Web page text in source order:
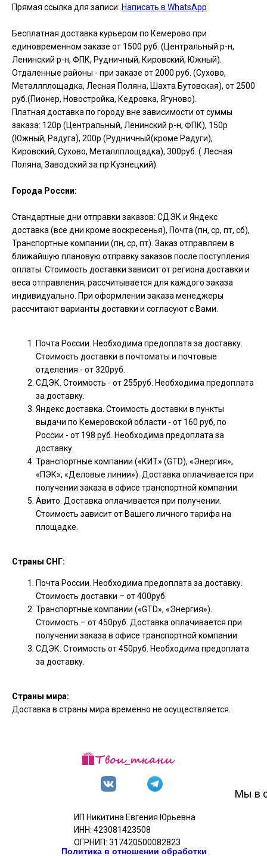
Прямая ссылка для записи: Написать в WhatsApp
Бесплатная доставка курьером по Кемерово при
единовременном заказе от 1500 руб. (Центральный р-н,
Ленинский р-н, ФПК, Рудничный, Кировский, Южный).
Отдаленные районы - при заказе от 2000 руб. (Сухово,
Металлплощадка, Лесная Поляна, Шахта Бутовская), от 2500
руб.(Пионер, Новостройка, Кедровка, Ягуново).​
Платная доставка по городу вне зависимости от суммы
заказа: 120р (Центральный, Ленинский р-н, ФПК), 150р
(Южный, Радуга), 200р (Рудничный(кроме Радуги),
Кировский, Сухово, Металлплощадка), 300руб. ( Лесная
Поляна, Заводский за пр.Кузнецкий).
Города России:
Стандартные дни отправки заказов: СДЭК и Яндекс
доставка (все дни кроме воскресенья), Почта (пн, ср, пт, сб),
Транспортные компании (пн, ср, пт). Заказ отправляем в
ближайшую плановую отправку заказов после поступления
оплаты. Стоимость доставки зависит от региона доставки и
веса отправления, рассчитывается для каждого заказа
индивидуально. При оформлении заказа менеджеры
рассчитают варианты доставки и согласуют с Вами.
Почта России. Необходима предоплата за доставку.
Стоимость доставки в почтоматы и почтовые
отделения - от 320руб.
СДЭК. Стоимость - от 255руб. Необходима предоплата
за доставку.
Яндекс доставка. Стоимость доставки в пункты
выдачи по Кемеровской области - от 160 руб, по
России - от 198 руб. Необходима предоплата за
доставку.
Транспортные компании («КИТ» (GTD), «Энергия»,
«ПЭК», «Деловые линии»). Доставка оплачивается при
получении заказа в офисе транспортной компании.
Авито. Доставка оплачивается при получении.
Стоимость зависит от Вашего личного тарифа на
площадке.
Страны СНГ:
Почта России. Необходима предоплата за доставку.
Стоимость доставки – от 400руб.
Транспортные компании («GTD», «Энергия»).
Стоимость – от 450руб. Доставка оплачивается при
получении заказа в офисе транспортной компании.
СДЭК. Стоимость от 450руб. Необходима предоплата
за доставку.
Страны мира:
Доставка в страны мира временно не осуществляется.
Политика в отношении обработки
ИП Никитина Евгения Юрьевна
ИНН: 423081423508
ОГРНИП: 317420500082823
Мы в